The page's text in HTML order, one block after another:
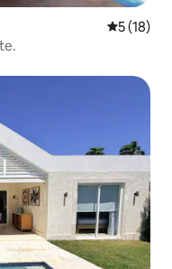
Note
5 (18)
aimés